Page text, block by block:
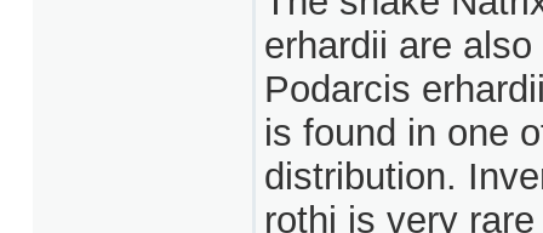
erhardii are
Podarcis
is found in one
distribution.
rothi is very